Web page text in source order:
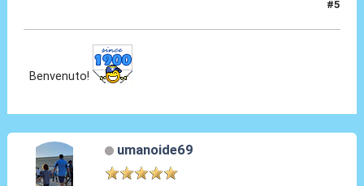
#5
Benvenuto!
umanoide69